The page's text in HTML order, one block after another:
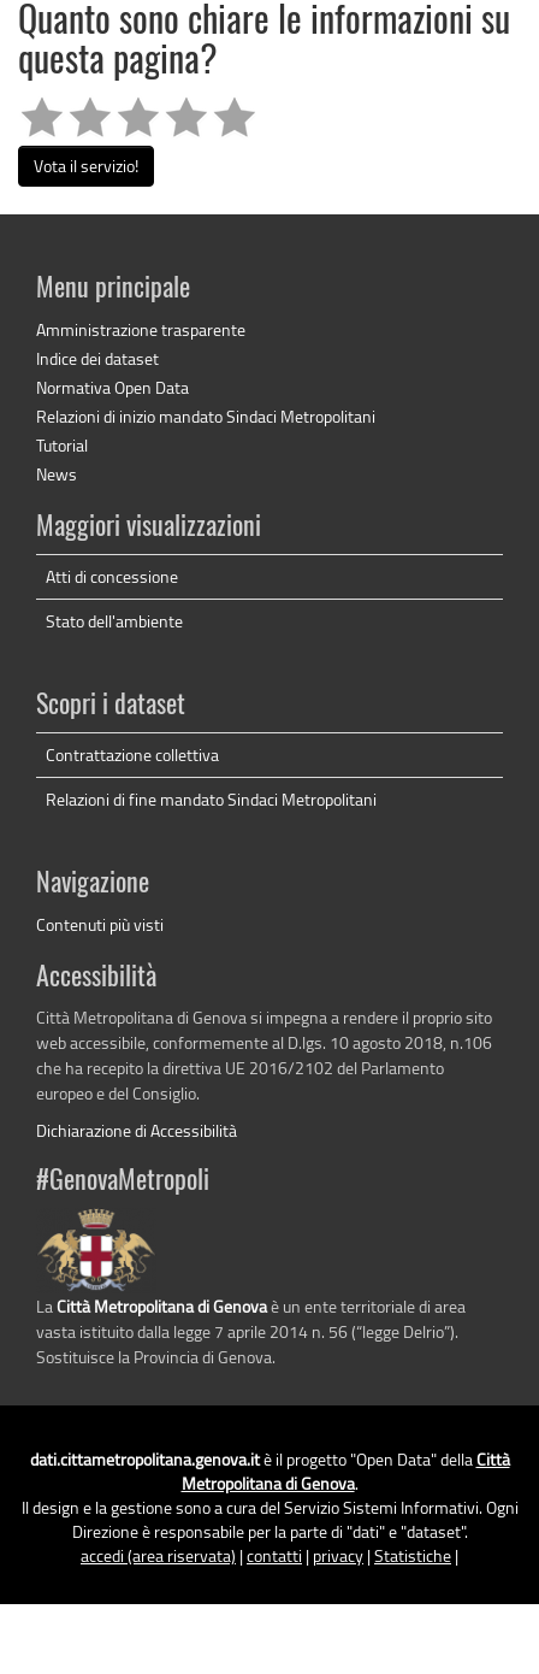
Quanto sono chiare le informazioni su
questa pagina?
Vota il servizio!
Menu principale
Amministrazione trasparente
Indice dei dataset
Normativa Open Data
Relazioni di inizio mandato Sindaci Metropolitani
Tutorial
News
Maggiori visualizzazioni
Atti di concessione
Stato dell'ambiente
Scopri i dataset
Contrattazione collettiva
Relazioni di fine mandato Sindaci Metropolitani
Navigazione
Contenuti più visti
Accessibilità
Città Metropolitana di Genova si impegna a rendere il proprio sito
web accessibile, conformemente al D.lgs. 10 agosto 2018, n.106
che ha recepito la direttiva UE 2016/2102 del Parlamento
europeo e del Consiglio.
Dichiarazione di Accessibilità
#GenovaMetropoli
LaCittà Metropolitana di Genovaè un ente territoriale di area
vasta istituito dalla legge 7 aprile 2014 n. 56 (“legge Delrio”).
Sostituisce la Provincia di Genova.
dati.cittametropolitana.genova.itè il progetto "Open Data" dellaCittà
Metropolitana di Genova.
Il design e la gestione sono a cura del Servizio Sistemi Informativi. Ogni
Direzione è responsabile per la parte di "dati" e "dataset".
accedi (area riservata) |contatti | privacy |Statistiche |